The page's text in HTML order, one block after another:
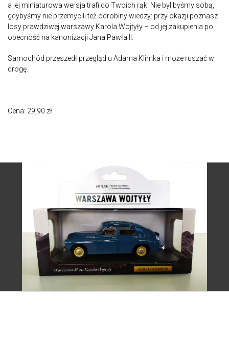
a jej miniaturowa wersja trafi do Twoich rąk. Nie bylibyśmy sobą,
gdybyśmy nie przemycili też odrobiny wiedzy: przy okazji poznasz
losy prawdziwej warszawy Karola Wojtyły – od jej zakupienia po
obecność na kanonizacji Jana Pawła II.
Samochód przeszedł przegląd u Adama Klimka i może ruszać w
drogę.
Cena: 29,90 zł